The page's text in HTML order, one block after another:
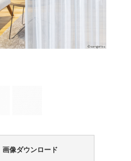
画像ダウンロード